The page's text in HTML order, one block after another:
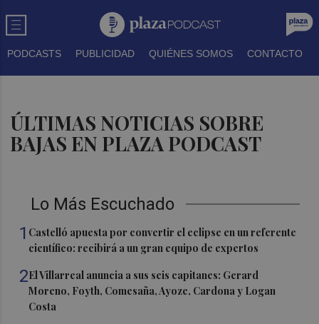
PODCASTS PUBLICIDAD QUIÉNES SOMOS CONTACTO
ÚLTIMAS NOTICIAS SOBRE
BAJAS EN PLAZA PODCAST
Lo Más Escuchado
1 Castelló apuesta por convertir el eclipse en un referente
científico: recibirá a un gran equipo de expertos
2El Villarreal anuncia a sus seis capitanes: Gerard
Moreno, Foyth, Comesaña, Ayoze, Cardona y Logan
Costa